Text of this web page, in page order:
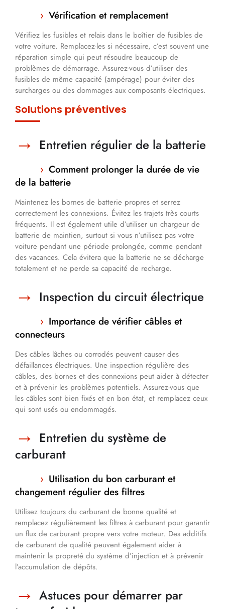
Vérification et remplacement
Vérifiez les fusibles et relais dans le boîtier de fusibles de
votre voiture. Remplacez-les si nécessaire, c’est souvent une
réparation simple qui peut résoudre beaucoup de
problèmes de démarrage. Assurez-vous d’utiliser des
fusibles de même capacité (ampérage) pour éviter des
surcharges ou des dommages aux composants électriques.
Solutions préventives
Entretien régulier de la batterie
Comment prolonger la durée de vie
de la batterie
Maintenez les bornes de batterie propres et serrez
correctement les connexions. Évitez les trajets très courts
fréquents. Il est également utile d’utiliser un chargeur de
batterie de maintien, surtout si vous n’utilisez pas votre
voiture pendant une période prolongée, comme pendant
des vacances. Cela évitera que la batterie ne se décharge
totalement et ne perde sa capacité de recharge.
Inspection du circuit électrique
Importance de vérifier câbles et
connecteurs
Des câbles lâches ou corrodés peuvent causer des
défaillances électriques. Une inspection régulière des
câbles, des bornes et des connexions peut aider à détecter
et à prévenir les problèmes potentiels. Assurez-vous que
les câbles sont bien fixés et en bon état, et remplacez ceux
qui sont usés ou endommagés.
Entretien du système de
carburant
Utilisation du bon carburant et
changement régulier des filtres
Utilisez toujours du carburant de bonne qualité et
remplacez régulièrement les filtres à carburant pour garantir
un flux de carburant propre vers votre moteur. Des additifs
de carburant de qualité peuvent également aider à
maintenir la propreté du système d’injection et à prévenir
l’accumulation de dépôts.
Astuces pour démarrer par